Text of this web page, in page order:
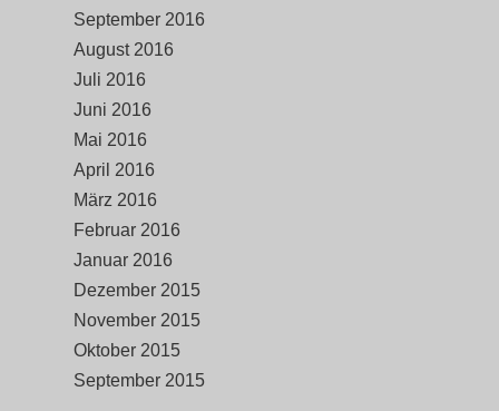
September 2016
August 2016
Juli 2016
Juni 2016
Mai 2016
April 2016
März 2016
Februar 2016
Januar 2016
Dezember 2015
November 2015
Oktober 2015
September 2015